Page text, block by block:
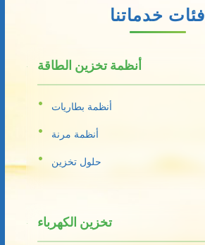
فئات خدماتنا
أنظمة تخزين الطاقة
أنظمة بطاريات
أنظمة مرنة
حلول تخزين
تخزين الكهرباء